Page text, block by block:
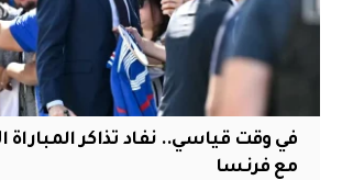
في وقت قياسي.. نفاد تذاكر المباراة
مع فرنسا